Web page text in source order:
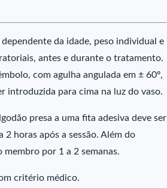
da idade, peso individual e
antes e durante o tratamento.
com agulha angulada em ± 60º,
introduzida para cima na luz do vaso.
presa a uma fita adesiva deve ser
horas após a sessão. Além do
por 1 a 2 semanas.
critério médico.